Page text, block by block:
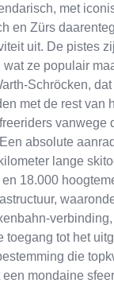
met
en Zürs
uit. De pistes
ze populair
Schröcken,
met de rest van
vanwege
absolute
lange
18.000
toegang tot het
die
mondaine